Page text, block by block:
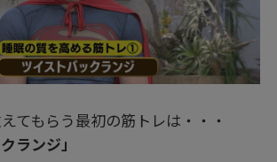
てもらう最初の筋トレは・・・
ランジ」